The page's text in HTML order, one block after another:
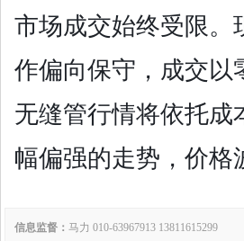
市场成交始终受限。
作偏向保守，成交以
无缝管行情将依托成
幅偏强的走势，价格
信息监督： 马力 010-63967913 13811615299